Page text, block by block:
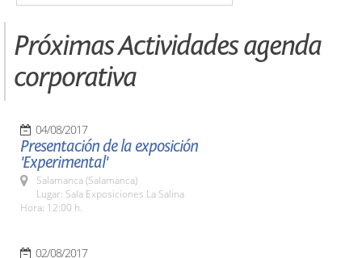
Próximas Actividades agenda
corporativa
04/08/2017
Presentación de la exposición
'Experimental'
Salamanca (Salamanca)
Lugar: Sala Exposiciones La Salina
Hora: 12:00 h.
02/08/2017